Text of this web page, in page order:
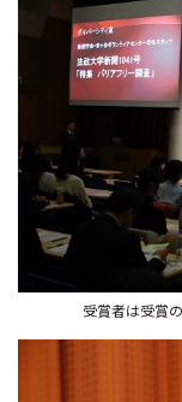
受賞者は受賞